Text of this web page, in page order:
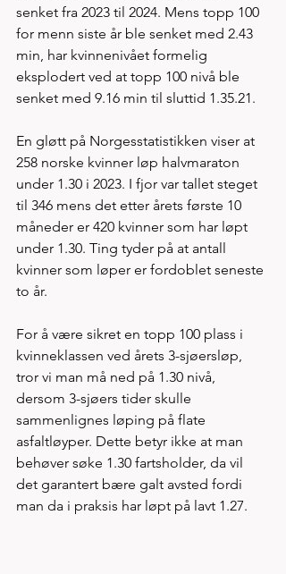
senket fra 2023 til 2024. Mens topp 100
for menn siste år ble senket med 2.43
min, har kvinnenivået formelig
eksplodert ved at topp 100 nivå ble
senket med 9.16 min til sluttid 1.35.21.
En gløtt på Norgesstatistikken viser at
258 norske kvinner løp halvmaraton
under 1.30 i 2023. I fjor var tallet steget
til 346 mens det etter årets første 10
måneder er 420 kvinner som har løpt
under 1.30. Ting tyder på at antall
kvinner som løper er fordoblet seneste
to år.
For å være sikret en topp 100 plass i
kvinneklassen ved årets 3-sjøersløp,
tror vi man må ned på 1.30 nivå,
dersom 3-sjøers tider skulle
sammenlignes løping på flate
asfaltløyper. Dette betyr ikke at man
behøver søke 1.30 fartsholder, da vil
det garantert bære galt avsted fordi
man da i praksis har løpt på lavt 1.27.